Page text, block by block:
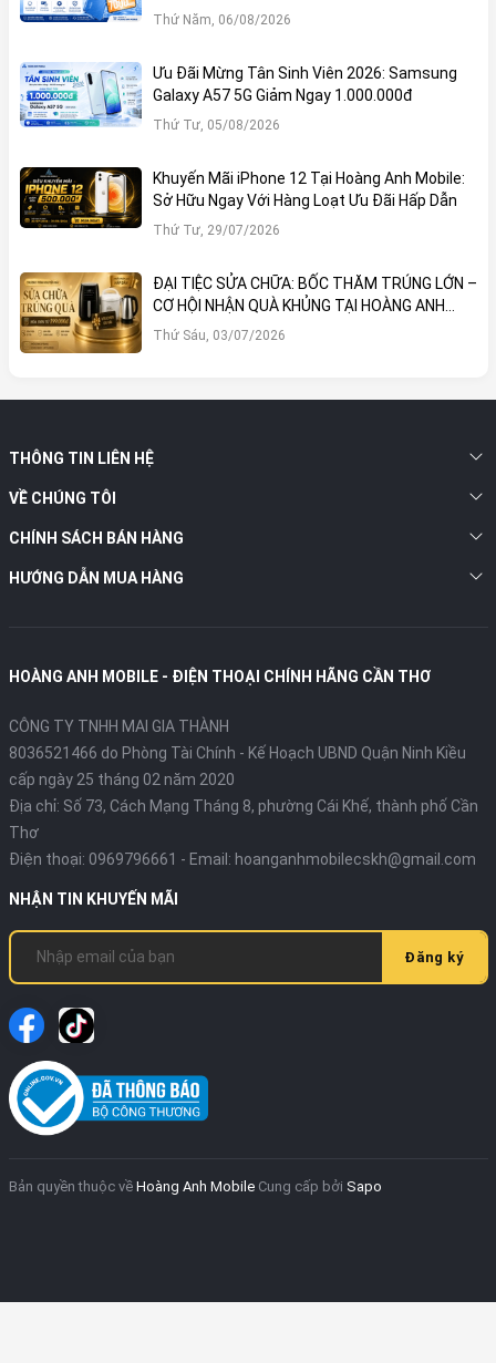
Thứ Năm, 06/08/2026
Ưu Đãi Mừng Tân Sinh Viên 2026: Samsung
Galaxy A57 5G Giảm Ngay 1.000.000đ
Thứ Tư, 05/08/2026
Khuyến Mãi iPhone 12 Tại Hoàng Anh Mobile:
Sở Hữu Ngay Với Hàng Loạt Ưu Đãi Hấp Dẫn
Thứ Tư, 29/07/2026
ĐẠI TIỆC SỬA CHỮA: BỐC THĂM TRÚNG LỚN –
CƠ HỘI NHẬN QUÀ KHỦNG TẠI HOÀNG ANH
MOBILE
Thứ Sáu, 03/07/2026
THÔNG TIN LIÊN HỆ
VỀ CHÚNG TÔI
CHÍNH SÁCH BÁN HÀNG
HƯỚNG DẪN MUA HÀNG
HOÀNG ANH MOBILE - ĐIỆN THOẠI CHÍNH HÃNG CẦN THƠ
CÔNG TY TNHH MAI GIA THÀNH
8036521466 do Phòng Tài Chính - Kế Hoạch UBND Quận Ninh Kiều
cấp ngày 25 tháng 02 năm 2020
Địa chỉ: Số 73, Cách Mạng Tháng 8, phường Cái Khế, thành phố Cần
Thơ
Điện thoại: 0969796661 - Email: hoanganhmobilecskh@gmail.com
NHẬN TIN KHUYẾN MÃI
Đăng ký
Bản quyền thuộc về Hoàng Anh Mobile Cung cấp bởi Sapo